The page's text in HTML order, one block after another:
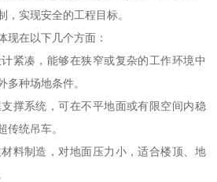
，实现安全的工程目标。
现在以下几个方面：
紧凑，能够在狭窄或复杂的工作环境中
多种场地条件。
撑系统，可在不平地面或有限空间内稳
传统吊车。
料制造，对地面压力小，适合楼顶、地